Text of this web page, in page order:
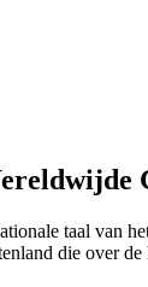
taal
die over